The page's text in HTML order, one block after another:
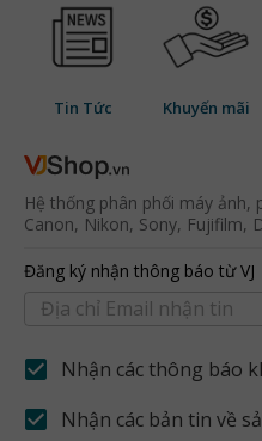
Tin Tức Khuyến mãi
Hệ thống phân phối máy ảnh,
Canon, Nikon, Sony, Fujifilm,
Đăng ký nhận thông báo từ VJ
Nhận các thông báo
Nhận các bản tin về